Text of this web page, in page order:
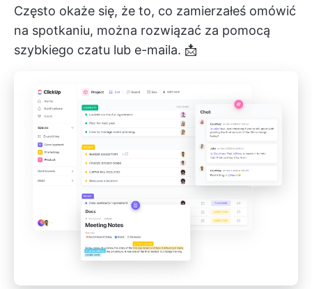
Często okaże się, że to, co zamierzałeś omówić
na spotkaniu, można rozwiązać za pomocą
szybkiego czatu lub e-maila. 📩